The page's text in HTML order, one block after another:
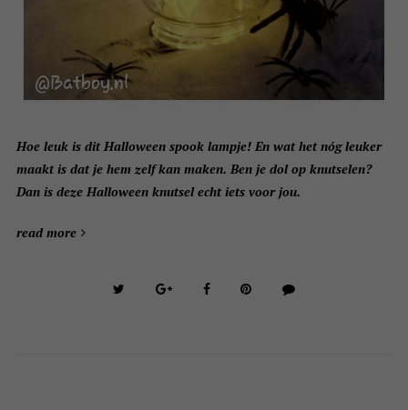
Hoe leuk is dit Halloween spook lampje! En wat het nóg leuker
maakt is dat je hem zelf kan maken. Ben je dol op knutselen?
Dan is deze Halloween knutsel echt iets voor jou.
read more